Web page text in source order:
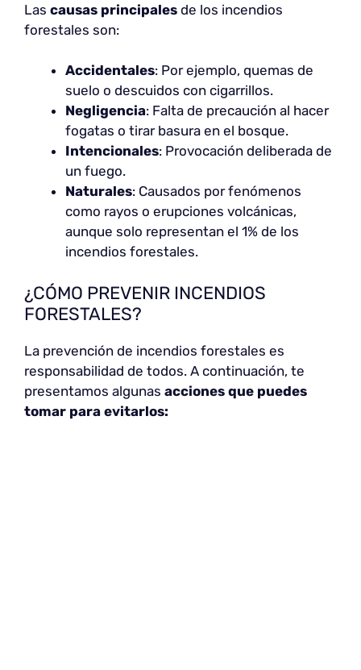
Las causas principales de los incendios
forestales son:
Accidentales: Por ejemplo, quemas de
suelo o descuidos con cigarrillos.
Negligencia: Falta de precaución al hacer
fogatas o tirar basura en el bosque.
Intencionales: Provocación deliberada de
un fuego.
Naturales: Causados por fenómenos
como rayos o erupciones volcánicas,
aunque solo representan el 1% de los
incendios forestales.
¿CÓMO PREVENIR INCENDIOS
FORESTALES?
La prevención de incendios forestales es
responsabilidad de todos. A continuación, te
presentamos algunas acciones que puedes
tomar para evitarlos: